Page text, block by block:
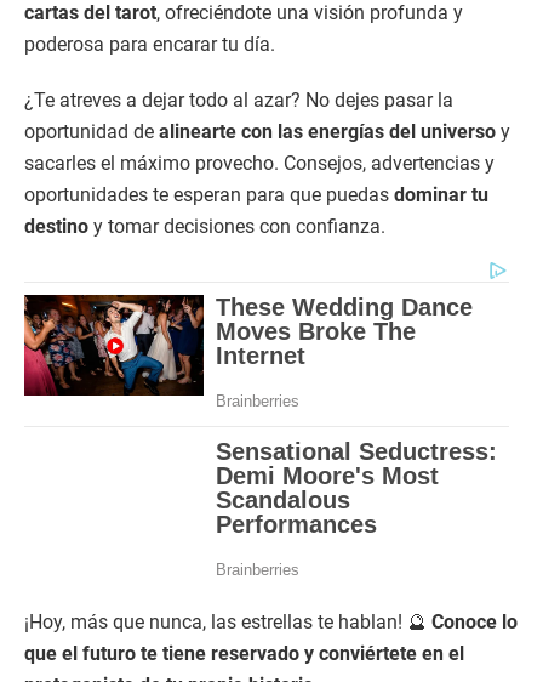
cartas del tarot, ofreciéndote una visión profunda y
poderosa para encarar tu día.
¿Te atreves a dejar todo al azar? No dejes pasar la
oportunidad de alinearte con las energías del universo y
sacarles el máximo provecho. Consejos, advertencias y
oportunidades te esperan para que puedas dominar tu
destino y tomar decisiones con confianza.
¡Hoy, más que nunca, las estrellas te hablan! 🔮 Conoce lo
que el futuro te tiene reservado y conviértete en el